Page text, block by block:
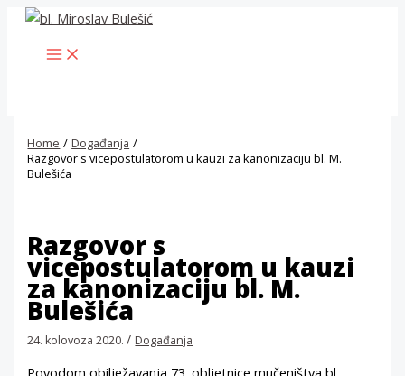
Skip
content
MAIN
MENU
Home
Događanja
Razgovor s vicepostulatorom u kauzi za kanonizaciju bl. M.
Bulešića
Razgovor s
vicepostulatorom u kauzi
za kanonizaciju bl. M.
Bulešića
24. kolovoza 2020./ Događanja